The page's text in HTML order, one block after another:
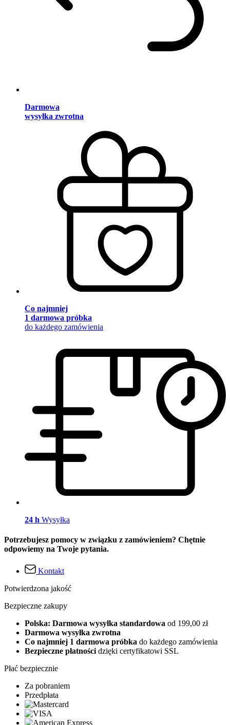
Darmowa
wysyłka zwrotna
Co najmniej
1 darmowa próbka
do każdego zamówienia
24 h Wysyłka
Potrzebujesz pomocy w związku z zamówieniem? Chętnie
odpowiemy na Twoje pytania.
Kontakt
Potwierdzona jakość
Bezpieczne zakupy
Polska: Darmowa wysyłka standardowa od 199,00 zł
Darmowa wysyłka zwrotna
Co najmniej 1 darmowa próbka do każdego zamówienia
Bezpieczne płatności dzięki certyfikatowi SSL
Płać bezpiecznie
Za pobraniem
Przedpłata